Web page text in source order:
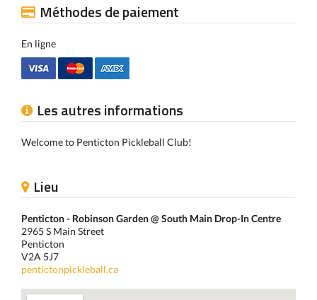
Méthodes de paiement
En ligne
Les autres informations
Welcome to Penticton Pickleball Club!
Lieu
Penticton - Robinson Garden @ South Main Drop-In Centre
2965 S Main Street
Penticton
V2A 5J7
pentictonpickleball.ca